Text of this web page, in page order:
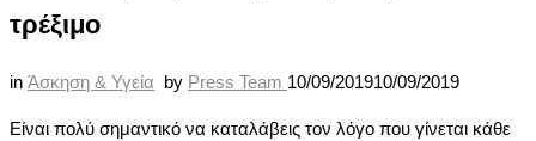
τρέξιμο
in Άσκηση & Υγεία by Press Team 10/09/201910/09/2019
Είναι πολύ σημαντικό να καταλάβεις τον λόγο που γίνεται κάθε